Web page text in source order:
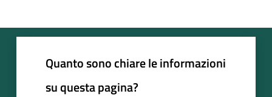
Quanto sono chiare le informazioni
su questa pagina?